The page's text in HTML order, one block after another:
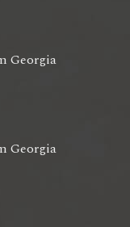
Georgia
Georgia